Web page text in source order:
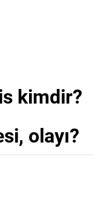
kimdir?
olayı?